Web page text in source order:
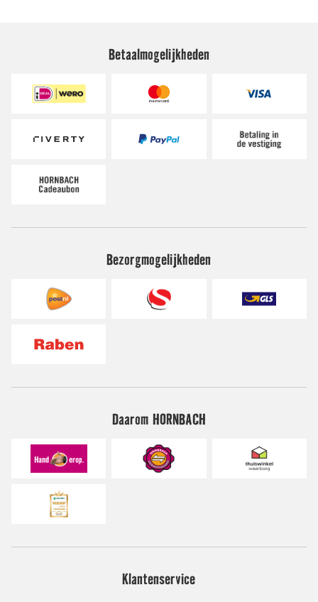
Betaalmogelijkheden
Bezorgmogelijkheden
Daarom HORNBACH
Klantenservice